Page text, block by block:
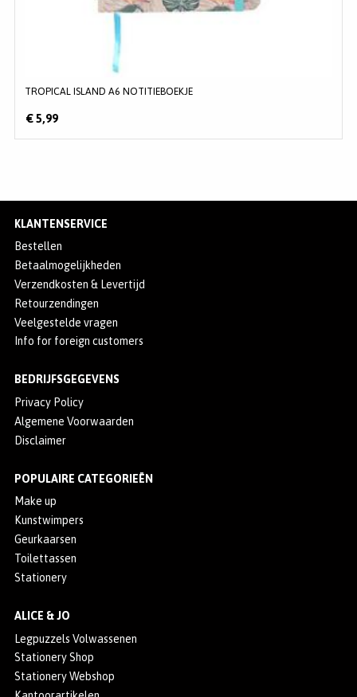
TROPICAL ISLAND A6 NOTITIEBOEKJE
€ 5,99
KLANTENSERVICE
Bestellen
Betaalmogelijkheden
Verzendkosten & Levertijd
Retourzendingen
Veelgestelde vragen
Info for foreign customers
BEDRIJFSGEGEVENS
Privacy Policy
Algemene Voorwaarden
Disclaimer
POPULAIRE CATEGORIEËN
Make up
Kunstwimpers
Geurkaarsen
Toilettassen
Stationery
ALICE & JO
Legpuzzels Volwassenen
Stationery Shop
Stationery Webshop